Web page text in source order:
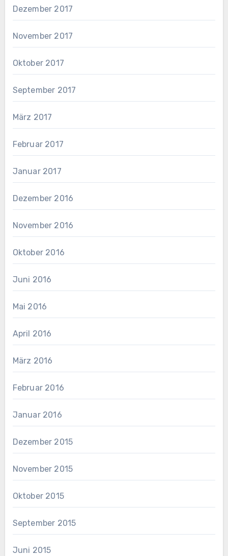
Dezember 2017
November 2017
Oktober 2017
September 2017
März 2017
Februar 2017
Januar 2017
Dezember 2016
November 2016
Oktober 2016
Juni 2016
Mai 2016
April 2016
März 2016
Februar 2016
Januar 2016
Dezember 2015
November 2015
Oktober 2015
September 2015
Juni 2015